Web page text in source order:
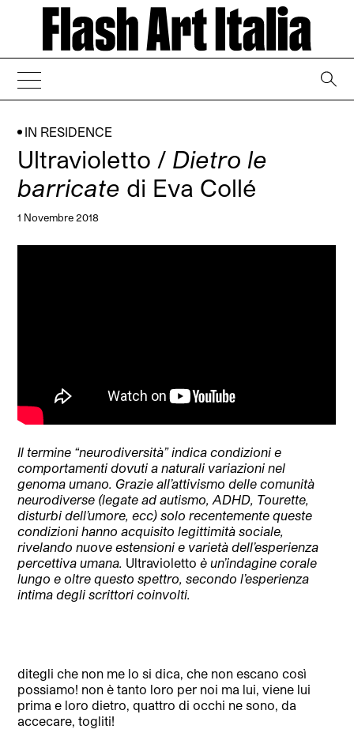
IN RESIDENCE
Ultravioletto / Dietro le
barricate di Eva Collé
1 Novembre 2018
Il termine “neurodiversità” indica condizioni e
comportamenti dovuti a naturali variazioni nel
genoma umano. Grazie all’attivismo delle comunità
neurodiverse (legate ad autismo, ADHD, Tourette,
disturbi dell’umore, ecc) solo recentemente queste
condizioni hanno acquisito legittimità sociale,
rivelando nuove estensioni e varietà dell’esperienza
percettiva umana. Ultravioletto è un’indagine corale
lungo e oltre questo spettro, secondo l’esperienza
intima degli scrittori coinvolti.
ditegli che non me lo si dica, che non escano così
possiamo! non è tanto loro per noi ma lui, viene lui
prima e loro dietro, quattro di occhi ne sono, da
accecare, togliti!